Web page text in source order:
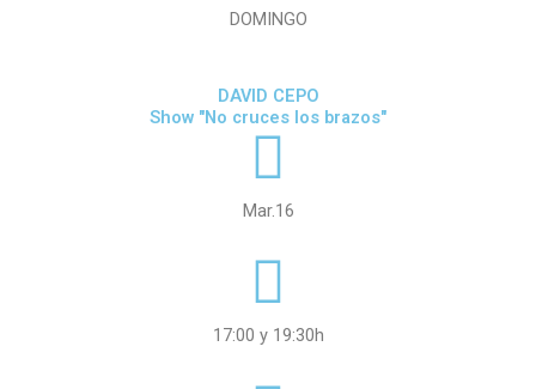
DOMINGO
DAVID CEPO
Show "No cruces los brazos"
Mar.16
17:00 y 19:30h